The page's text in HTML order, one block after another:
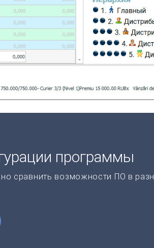
программы
сравнить возможности ПО в